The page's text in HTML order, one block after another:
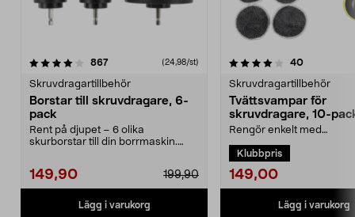
867recensioner (24,98/st)
Skruvdragartillbehör
Borstar till skruvdragare, 6-
pack
Rent på djupet – 6 olika
skurborstar till din borrmaskin.
149,90 199,90
Lägg i varukorg
4.0 av 5 stjärnor 40
Skruvdragartillbehör
Tvättsvampar för
skruvdragare, 10-
Rengör enkelt med
sparar både tid och kraft.
Klubbpris
149,00
Lägg i varukorg
3.5 av 5 stjärnor